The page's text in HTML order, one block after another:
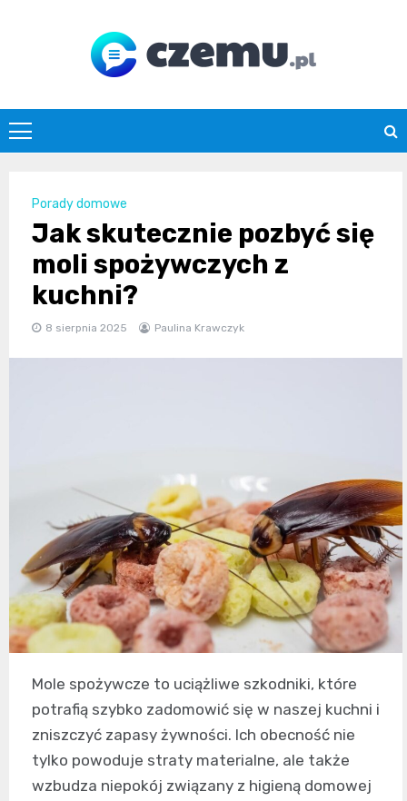
czemu.pl
Porady domowe
Jak skutecznie pozbyć się
moli spożywczych z
kuchni?
8 sierpnia 2025 Paulina Krawczyk
Mole spożywcze to uciążliwe szkodniki, które
potrafią szybko zadomowić się w naszej kuchni i
zniszczyć zapasy żywności. Ich obecność nie
tylko powoduje straty materialne, ale także
wzbudza niepokój związany z higieną domowej